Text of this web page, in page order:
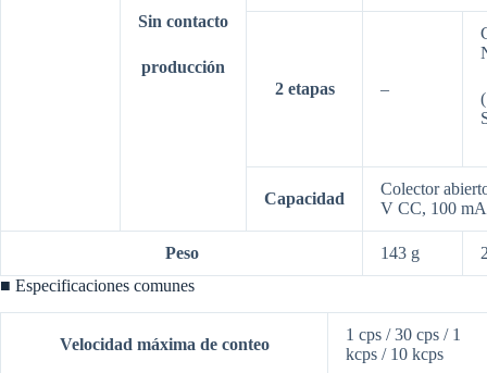
Sin contacto
producción
2 etapas –
Capacidad
Colector
V CC, 100 mA
Peso 143 g
■ Especificaciones comunes
Velocidad máxima de conteo
1 cps / 30 cps / 1
kcps / 10 kcps